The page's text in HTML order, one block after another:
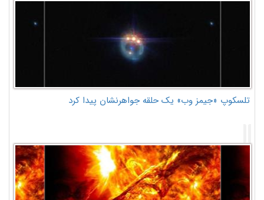
تلسکوپ «جیمز وب» یک حلقه جواهرنشان پیدا کرد